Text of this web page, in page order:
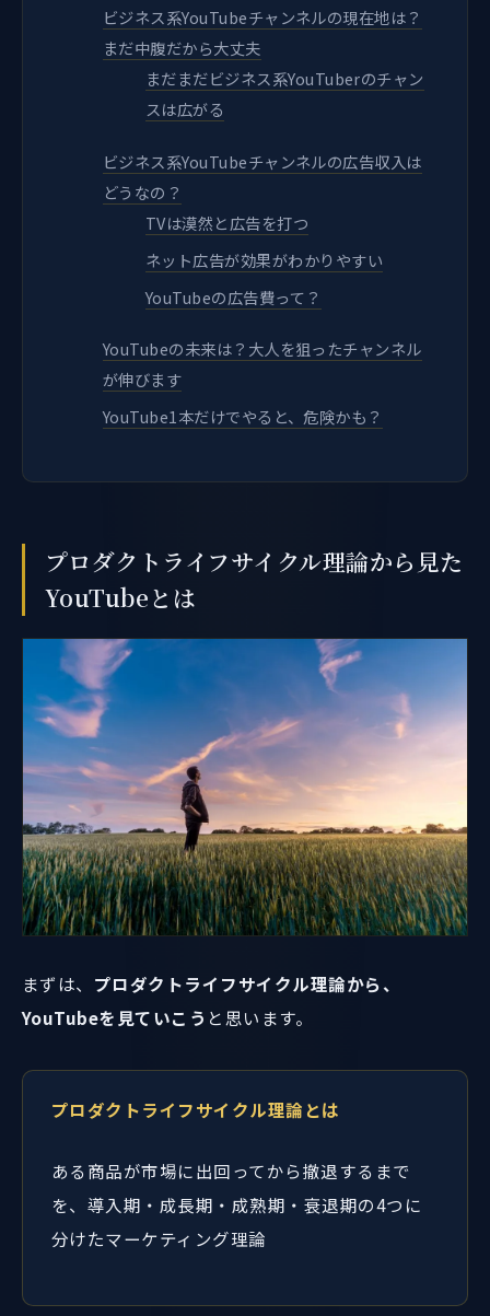
ビジネス系YouTubeチャンネルの現在地は？
まだ中腹だから大丈夫
まだまだビジネス系YouTuberのチャン
スは広がる
ビジネス系YouTubeチャンネルの広告収入は
どうなの？
TVは漠然と広告を打つ
ネット広告が効果がわかりやすい
YouTubeの広告費って？
YouTubeの未来は？大人を狙ったチャンネル
が伸びます
YouTube1本だけでやると、危険かも？
プロダクトライフサイクル理論から見た
YouTubeとは
まずは、 プロダクトライフサイクル理論から、
YouTubeを見ていこう と思います。
プロダクトライフサイクル理論とは
ある商品が市場に出回ってから撤退するまで
を、導入期・成長期・成熟期・衰退期の4つに
分けたマーケティング理論